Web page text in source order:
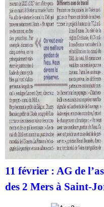
11 février : AG de
des 2 Mers à Saint-